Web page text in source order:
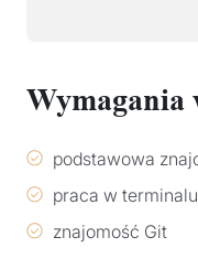
Wymagania
podstawowa
praca w terminalu
znajomość Git